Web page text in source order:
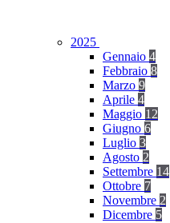
2025
Gennaio 4
Febbraio 8
Marzo 9
Aprile 4
Maggio 12
Giugno 6
Luglio 3
Agosto 2
Settembre 14
Ottobre 7
Novembre 2
Dicembre 5